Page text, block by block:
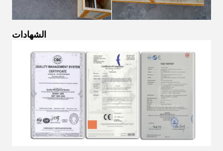
الشهادات